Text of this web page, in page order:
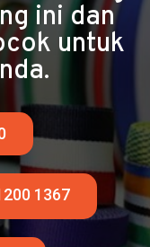
ini dan
untuk
1367